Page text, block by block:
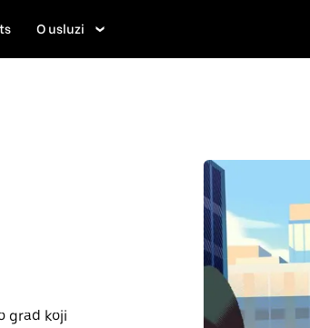
O usluzi
grad koji